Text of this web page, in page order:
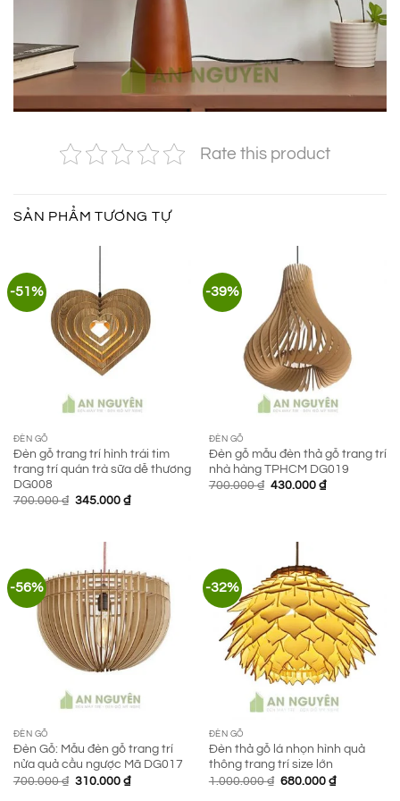
Rate this product
SẢN PHẨM TƯƠNG TỰ
-51%
ĐÈN GỖ
Đèn gỗ trang trí hình trái tim
trang trí quán trà sữa dễ thương
DG008
700.000₫ Giá
345.000 ₫Giá
-39%
ĐÈN GỖ
Đèn gỗ mẫu đèn thả gỗ trang trí
nhà hàng TPHCM DG019
700.000₫ Giá
430.000 ₫Giá
-56%
ĐÈN GỖ
Đèn Gỗ: Mẫu đèn gỗ trang trí
nửa quả cầu ngược Mã DG017
700.000₫ Giá
310.000 ₫Giá
-32%
ĐÈN GỖ
Đèn thả gỗ lá nhọn hình quả
thông trang trí size lớn
1.000.000₫ Giá
680.000 ₫Giá